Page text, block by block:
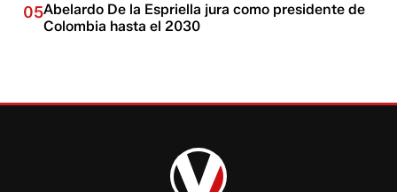
05Abelardo De la Espriella jura como presidente de
Colombia hasta el 2030